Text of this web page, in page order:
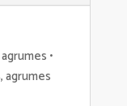
•
agrumes